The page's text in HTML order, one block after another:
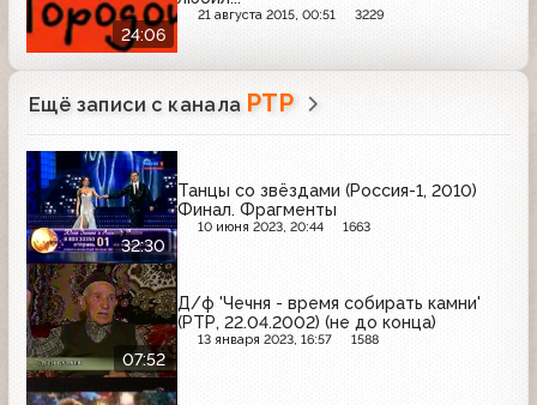
24:06
21 августа 2015, 00:51 3229
Ещё записи с канала РТР
32:30
Танцы со звёздами (Россия-1, 2010)
Финал. Фрагменты
10 июня 2023, 20:44 1663
07:52
Д/ф 'Чечня - время собирать камни'
(РТР, 22.04.2002) (не до конца)
13 января 2023, 16:57 1588